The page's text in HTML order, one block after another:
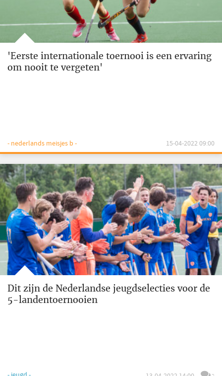
'Eerste internationale toernooi is een ervaring
om nooit te vergeten'
- nederlands meisjes b - 15-04-2022 09:00
Dit zijn de Nederlandse jeugdselecties voor de
5-landentoernooien